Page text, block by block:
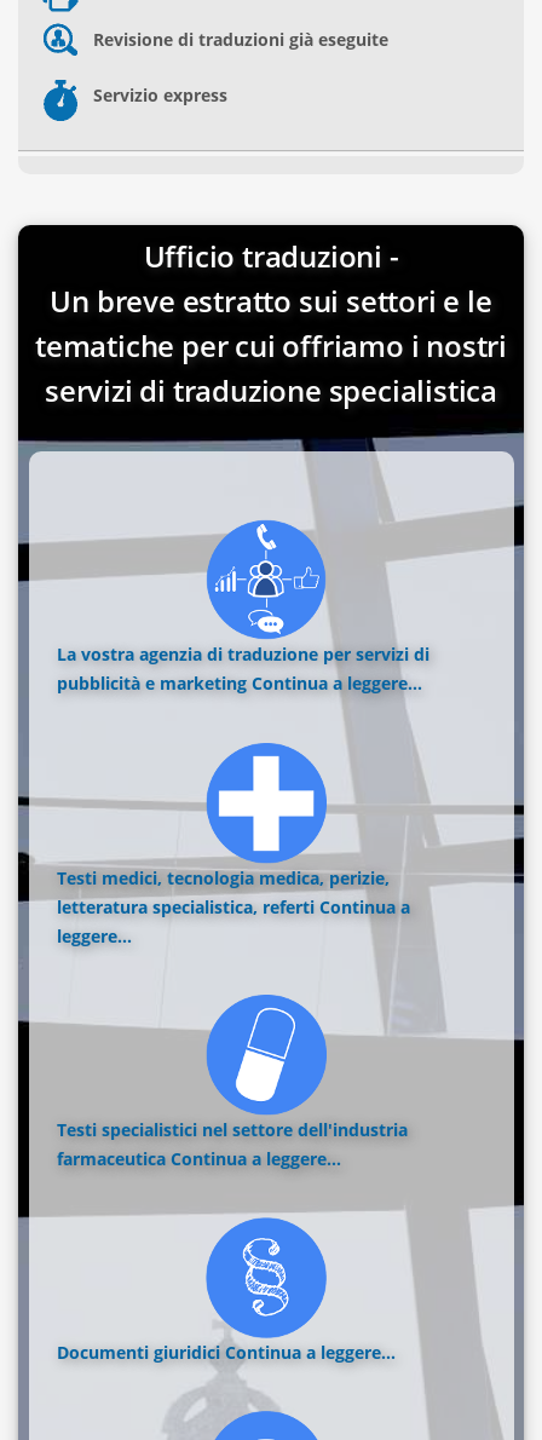
Revisione di traduzioni già eseguite
Servizio express
Ufficio traduzioni -
Un breve estratto sui settori e le
tematiche per cui offriamo i nostri
servizi di traduzione specialistica
La vostra agenzia di traduzione per servizi di
pubblicità e marketing Continua a leggere...
Testi medici, tecnologia medica, perizie,
letteratura specialistica, referti Continua a
leggere...
Testi specialistici nel settore dell'industria
farmaceutica Continua a leggere...
Documenti giuridici Continua a leggere...